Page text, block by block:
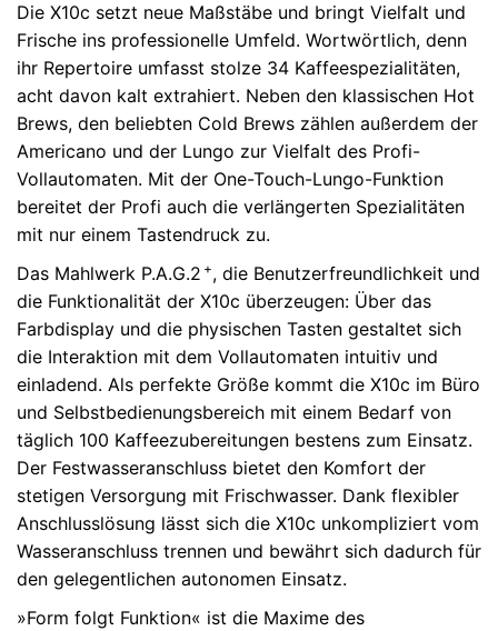
Die X10c setzt neue Maßstäbe und bringt Vielfalt und
Frische ins professionelle Umfeld. Wortwörtlich, denn
ihr Repertoire umfasst stolze 34 Kaffeespezialitäten,
acht davon kalt extrahiert. Neben den klassischen Hot
Brews, den beliebten Cold Brews zählen außerdem der
Americano und der Lungo zur Vielfalt des Profi-
Vollautomaten. Mit der One-Touch-Lungo-Funktion
bereitet der Profi auch die verlängerten Spezialitäten
mit nur einem Tastendruck zu.
Das Mahlwerk P.A.G.2 +, die Benutzerfreundlichkeit und
die Funktionalität der X10c überzeugen: Über das
Farbdisplay und die physischen Tasten gestaltet sich
die Interaktion mit dem Vollautomaten intuitiv und
einladend. Als perfekte Größe kommt die X10c im Büro
und Selbstbedienungsbereich mit einem Bedarf von
täglich 100 Kaffeezubereitungen bestens zum Einsatz.
Der Festwasseranschluss bietet den Komfort der
stetigen Versorgung mit Frischwasser. Dank flexibler
Anschlusslösung lässt sich die X10c unkompliziert vom
Wasseranschluss trennen und bewährt sich dadurch für
den gelegentlichen autonomen Einsatz.
»Form folgt Funktion« ist die Maxime des